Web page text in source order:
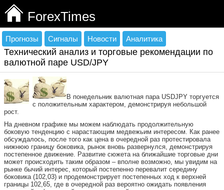
ForexTimes
Прогнозы Сигналы Новости Аналитика
Технический анализ и торговые рекомендации по
валютной паре USD/JPY
В понедельник валютная пара USDJPY торгуется
с положительным характером, демонстрируя небольшой
рост.
На дневном графике мы можем наблюдать продолжительную
боковую тенденцию с нарастающим медвежьим интересом. Как ранее
обсуждалось, после того как цена в очередной раз протестировала
нижнюю границу боковика, рынок вновь развернулся, демонстрируя
постепенное движение. Развитие сюжета на ближайшие торговые дни
может происходить таким образом – вполне возможно, мы увидим на
рынке бычий интерес, который постепенно перевалит середину
боковика (102,03) и продемонстрирует постепенных ход к верхней
границы 102,65, где в очередной раз вероятно ожидать появления